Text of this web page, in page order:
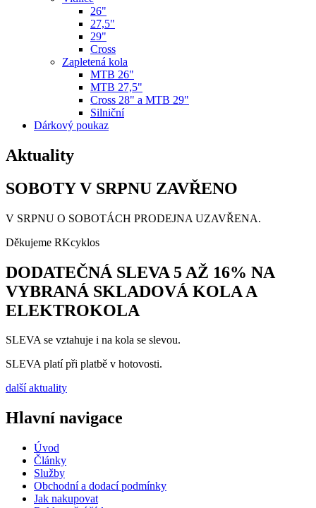
26"
27,5"
29"
Cross
Zapletená kola
MTB 26"
MTB 27,5"
Cross 28" a MTB 29"
Silniční
Dárkový poukaz
Aktuality
SOBOTY V SRPNU ZAVŘENO
V SRPNU O SOBOTÁCH PRODEJNA UZAVŘENA.
Děkujeme RKcyklos
DODATEČNÁ SLEVA 5 AŽ 16% NA
VYBRANÁ SKLADOVÁ KOLA A
ELEKTROKOLA
SLEVA se vztahuje i na kola se slevou.
SLEVA platí při platbě v hotovosti.
další aktuality
Hlavní navigace
Úvod
Články
Služby
Obchodní a dodací podmínky
Jak nakupovat